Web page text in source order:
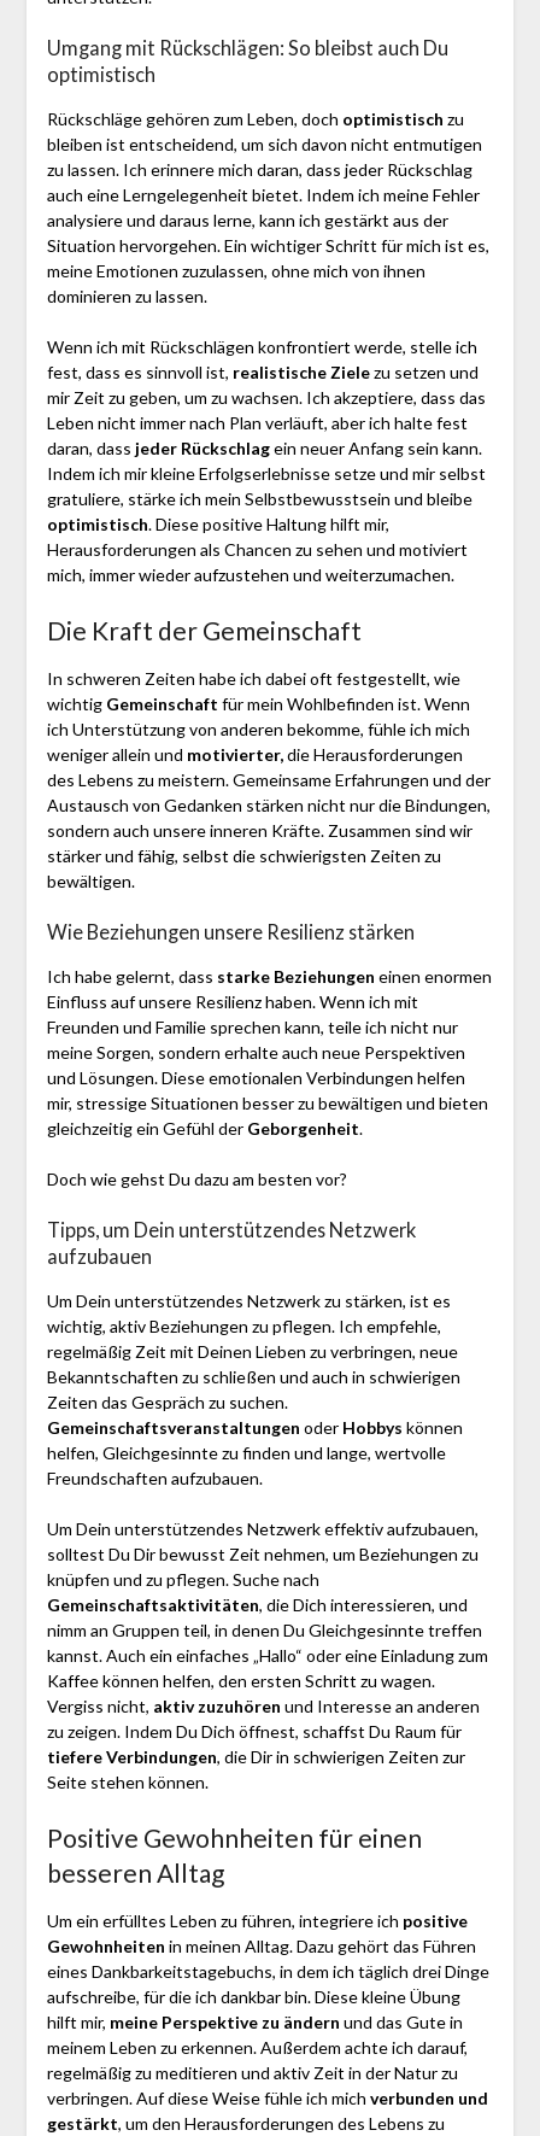
Umgang mit Rückschlägen: So bleibst auch Du
optimistisch
Rückschläge gehören zum Leben, doch optimistisch zu
bleiben ist entscheidend, um sich davon nicht entmutigen
zu lassen. Ich erinnere mich daran, dass jeder Rückschlag
auch eine Lerngelegenheit bietet. Indem ich meine Fehler
analysiere und daraus lerne, kann ich gestärkt aus der
Situation hervorgehen. Ein wichtiger Schritt für mich ist es,
meine Emotionen zuzulassen, ohne mich von ihnen
dominieren zu lassen.
Wenn ich mit Rückschlägen konfrontiert werde, stelle ich
fest, dass es sinnvoll ist, realistische Zielezu setzen und
mir Zeit zu geben, um zu wachsen. Ich akzeptiere, dass das
Leben nicht immer nach Plan verläuft, aber ich halte fest
daran, dass jeder Rückschlagein neuer Anfang sein kann.
Indem ich mir kleine Erfolgserlebnisse setze und mir selbst
gratuliere, stärke ich mein Selbstbewusstsein und bleibe
optimistisch. Diese positive Haltung hilft mir,
Herausforderungen als Chancen zu sehen und motiviert
mich, immer wieder aufzustehen und weiterzumachen.
Die Kraft der Gemeinschaft
In schweren Zeiten habe ich dabei oft festgestellt, wie
wichtig Gemeinschaft für mein Wohlbefinden ist. Wenn
ich Unterstützung von anderen bekomme, fühle ich mich
weniger allein und motivierter,die Herausforderungen
des Lebens zu meistern. Gemeinsame Erfahrungen und der
Austausch von Gedanken stärken nicht nur die Bindungen,
sondern auch unsere inneren Kräfte. Zusammen sind wir
stärker und fähig, selbst die schwierigsten Zeiten zu
bewältigen.
Wie Beziehungen unsere Resilienz stärken
Ich habe gelernt, dass starke Beziehungen einen enormen
Einfluss auf unsere Resilienz haben. Wenn ich mit
Freunden und Familie sprechen kann, teile ich nicht nur
meine Sorgen, sondern erhalte auch neue Perspektiven
und Lösungen. Diese emotionalen Verbindungen helfen
mir, stressige Situationen besser zu bewältigen und bieten
gleichzeitig ein Gefühl der Geborgenheit.
Doch wie gehst Du dazu am besten vor?
Tipps, um Dein unterstützendes Netzwerk
aufzubauen
Um Dein unterstützendes Netzwerk zu stärken, ist es
wichtig, aktiv Beziehungen zu pflegen. Ich empfehle,
regelmäßig Zeit mit Deinen Lieben zu verbringen, neue
Bekanntschaften zu schließen und auch in schwierigen
Zeiten das Gespräch zu suchen.
Gemeinschaftsveranstaltungen oder Hobbys können
helfen, Gleichgesinnte zu finden und lange, wertvolle
Freundschaften aufzubauen.
Um Dein unterstützendes Netzwerk effektiv aufzubauen,
solltest Du Dir bewusst Zeit nehmen, um Beziehungen zu
knüpfen und zu pflegen. Suche nach
Gemeinschaftsaktivitäten, die Dich interessieren, und
nimm an Gruppen teil, in denen Du Gleichgesinnte treffen
kannst. Auch ein einfaches „Hallo“ oder eine Einladung zum
Kaffee können helfen, den ersten Schritt zu wagen.
Vergiss nicht, aktiv zuzuhören und Interesse an anderen
zu zeigen. Indem Du Dich öffnest, schaffst Du Raum für
tiefere Verbindungen, die Dir in schwierigen Zeiten zur
Seite stehen können.
Positive Gewohnheiten für einen
besseren Alltag
Um ein erfülltes Leben zu führen, integriere ich positive
Gewohnheiten in meinen Alltag. Dazu gehört das Führen
eines Dankbarkeitstagebuchs, in dem ich täglich drei Dinge
aufschreibe, für die ich dankbar bin. Diese kleine Übung
hilft mir, meine Perspektive zu ändern und das Gute in
meinem Leben zu erkennen. Außerdem achte ich darauf,
regelmäßig zu meditieren und aktiv Zeit in der Natur zu
verbringen. Auf diese Weise fühle ich mich verbunden und
gestärkt, um den Herausforderungen des Lebens zu